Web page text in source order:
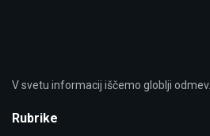
V svetu informacij iščemo globlji odmev.
Rubrike